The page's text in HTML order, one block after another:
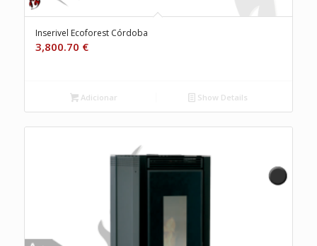
Inserivel Ecoforest Córdoba
3,800.70 €
Adicionar Show Details